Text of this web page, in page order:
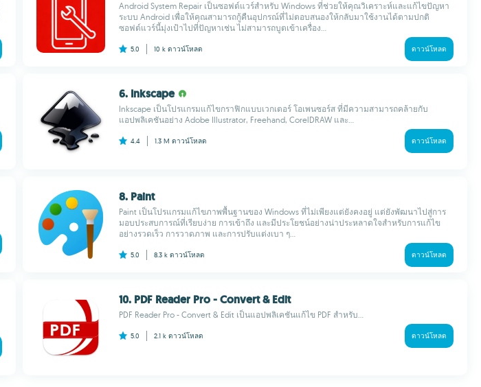
Android System Repair เป็นซอฟต์แวร์สำหรับ Windows ที่ช่วยให้คุณวิเคราะห์และแก้ไขปัญหา
ระบบ Android เพื่อให้คุณสามารถกู้คืนอุปกรณ์ที่ไม่ตอบสนองให้กลับมาใช้งานได้ตามปกติ
ซอฟต์แวร์นี้มุ่งเป้าไปที่ปัญหาเช่น ไม่สามารถบูตเข้าเครื่อง...
5.0 10 k ดาวน์โหลด ดาวน์โหลด
6. Inkscape
Inkscape เป็นโปรแกรมแก้ไขกราฟิกแบบเวกเตอร์ โอเพนซอร์ส ที่มีความสามารถคล้ายกับ
แอปพลิเคชันอย่าง Adobe Illustrator, Freehand, CorelDRAW และ...
4.4 1.3 M ดาวน์โหลด ดาวน์โหลด
8. Paint
Paint เป็นโปรแกรมแก้ไขภาพพื้นฐานของ Windows ที่ไม่เพียงแต่ยังคงอยู่ แต่ยังพัฒนาไปสู่การ
มอบประสบการณ์ที่เรียบง่าย การเข้าถึง และมีประโยชน์อย่างน่าประหลาดใจสำหรับการแก้ไข
อย่างรวดเร็ว การวาดภาพ และการปรับแต่งเบา ๆ...
5.0 8.3 k ดาวน์โหลด ดาวน์โหลด
10. PDF Reader Pro - Convert & Edit
PDF Reader Pro - Convert & Edit เป็นแอปพลิเคชันแก้ไข PDF สำหรับ...
5.0 2.1 k ดาวน์โหลด ดาวน์โหลด